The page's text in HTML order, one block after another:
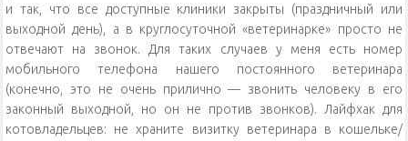
и так, что все доступные клиники закрыты (праздничный или
выходной день), а в круглосуточной «ветеринарке» просто не
отвечают на звонок. Для таких случаев у меня есть номер
мобильного телефона нашего постоянного ветеринара
(конечно, это не очень прилично — звонить человеку в его
законный выходной, но он не против звонков). Лайфхак для
котовладельцев: не храните визитку ветеринара в кошельке/